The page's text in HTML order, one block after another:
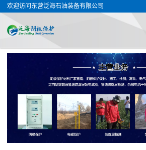
欢迎访问东营泛海石油装备有限公司